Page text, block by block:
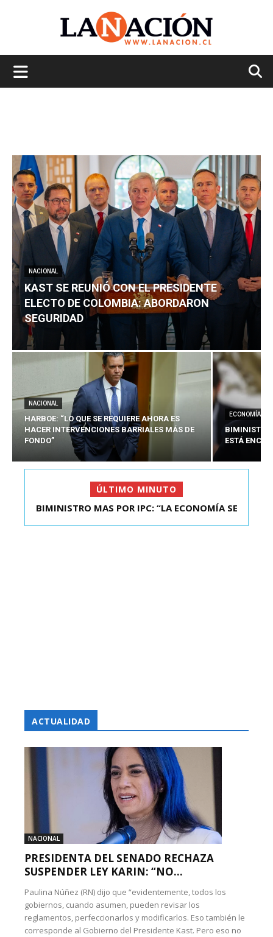
NACIONAL
KAST SE REUNIÓ CON EL PRESIDENTE
ELECTO DE COLOMBIA: ABORDARON
SEGURIDAD
NACIONAL
HARBOE: “LO QUE SE REQUIERE AHORA ES
HACER INTERVENCIONES BARRIALES MÁS DE
FONDO”
ECONOMÍA
BIMINISTRO
ESTÁ
ÚLTIMO MINUTO
KAST SE REUNIÓ CON EL PRESIDENTE ELECTO DE
BIMINISTRO MAS POR IPC: “LA ECONOMÍA SE
ACTUALIDAD
NACIONAL
PRESIDENTA DEL SENADO RECHAZA
SUSPENDER LEY KARIN: “NO...
Paulina Núñez (RN) dijo que “evidentemente, todos los
gobiernos, cuando asumen, pueden revisar los
reglamentos, perfeccionarlos y modificarlos. Eso también le
corresponde al Gobierno del Presidente Kast. Pero eso no